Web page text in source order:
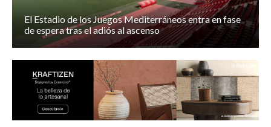
El Estadio de los Juegos Mediterráneos entra en fase
de espera tras el adiós al ascenso